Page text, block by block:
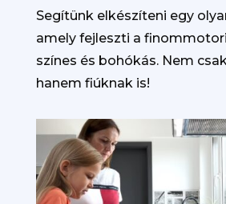
Segítünk elkészíteni egy
amely fejleszti a
színes és bohókás. Nem
hanem fiúknak is!